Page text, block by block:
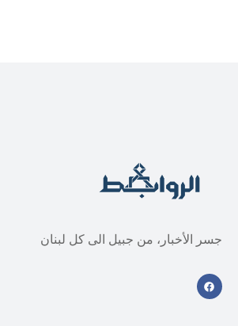
جسر الأخبار، من جبيل الى كل لبنان